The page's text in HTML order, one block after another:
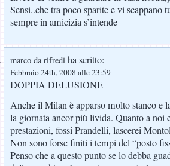
Sensi..che tra poco sparite e vi scappano
sempre in amicizia s’intende
marco da rifredi ha scritto:
Febbraio 24th, 2008 alle 23:59
DOPPIA DELUSIONE
Anche il Milan è apparso molto stanco e
la giornata ancor più livida. Quanto a noi
prestazioni, fossi Prandelli, lascerei
Non sono forse finiti i tempi del “posto
Penso che a questo punto se lo debba